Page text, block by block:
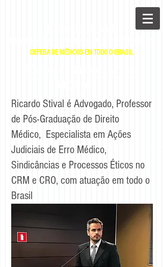
DEFESA DE MÉDICOS EM TODO O BRASIL
Ricardo Stival é Advogado, Professor
de Pós-Graduação de Direito
Médico, Especialista em Ações
Judiciais de Erro Médico,
Sindicâncias e Processos Éticos no
CRM e CRO, com atuação em todo o
Brasil